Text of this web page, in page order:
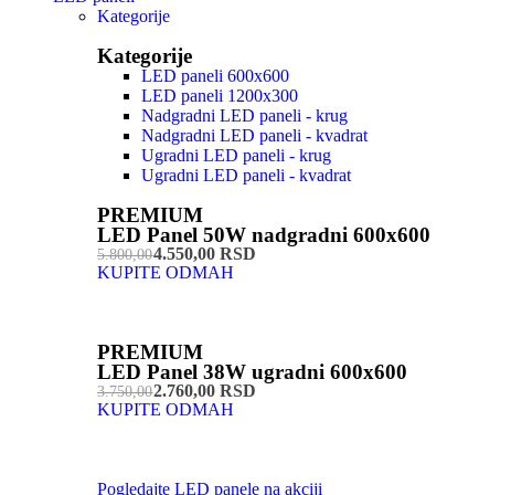
Kategorije
Kategorije
LED paneli 600x600
LED paneli 1200x300
Nadgradni LED paneli - krug
Nadgradni LED paneli - kvadrat
Ugradni LED paneli - krug
Ugradni LED paneli - kvadrat
PREMIUM
LED Panel 50W nadgradni 600x600
5.800,004.550,00 RSD
KUPITE ODMAH
PREMIUM
LED Panel 38W ugradni 600x600
3.750,002.760,00 RSD
KUPITE ODMAH
Pogledajte LED panele na akciji